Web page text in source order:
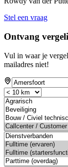
Stel een vraag
Ontvang
Vul in waar je
mailadres niet!